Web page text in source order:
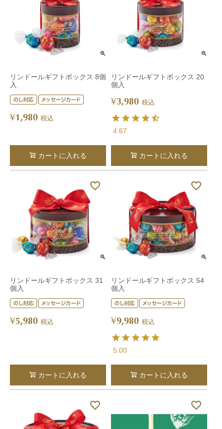
リンドールギフトボックス 8個
入
¥1,980 税込
カートに入れる
リンドールギフトボックス 20
個入
¥3,980 税込
4.67
カートに入れる
リンドールギフトボックス 31
個入
¥5,980 税込
カートに入れる
リンドールギフトボックス 54
個入
¥9,980 税込
5.00
カートに入れる